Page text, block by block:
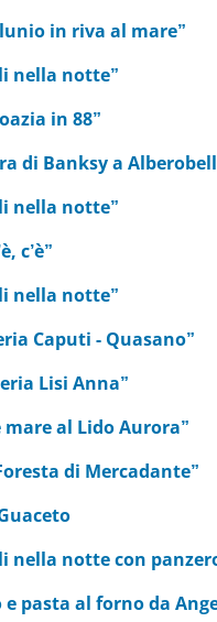
in riva al mare”
nella notte”
in 88”
di Banksy a
nella notte”
c’è”
nella notte”
Caputi - Quasano”
Lisi Anna”
mare al Lido Aurora”
di Mercadante”
nella notte con
e pasta al forno da